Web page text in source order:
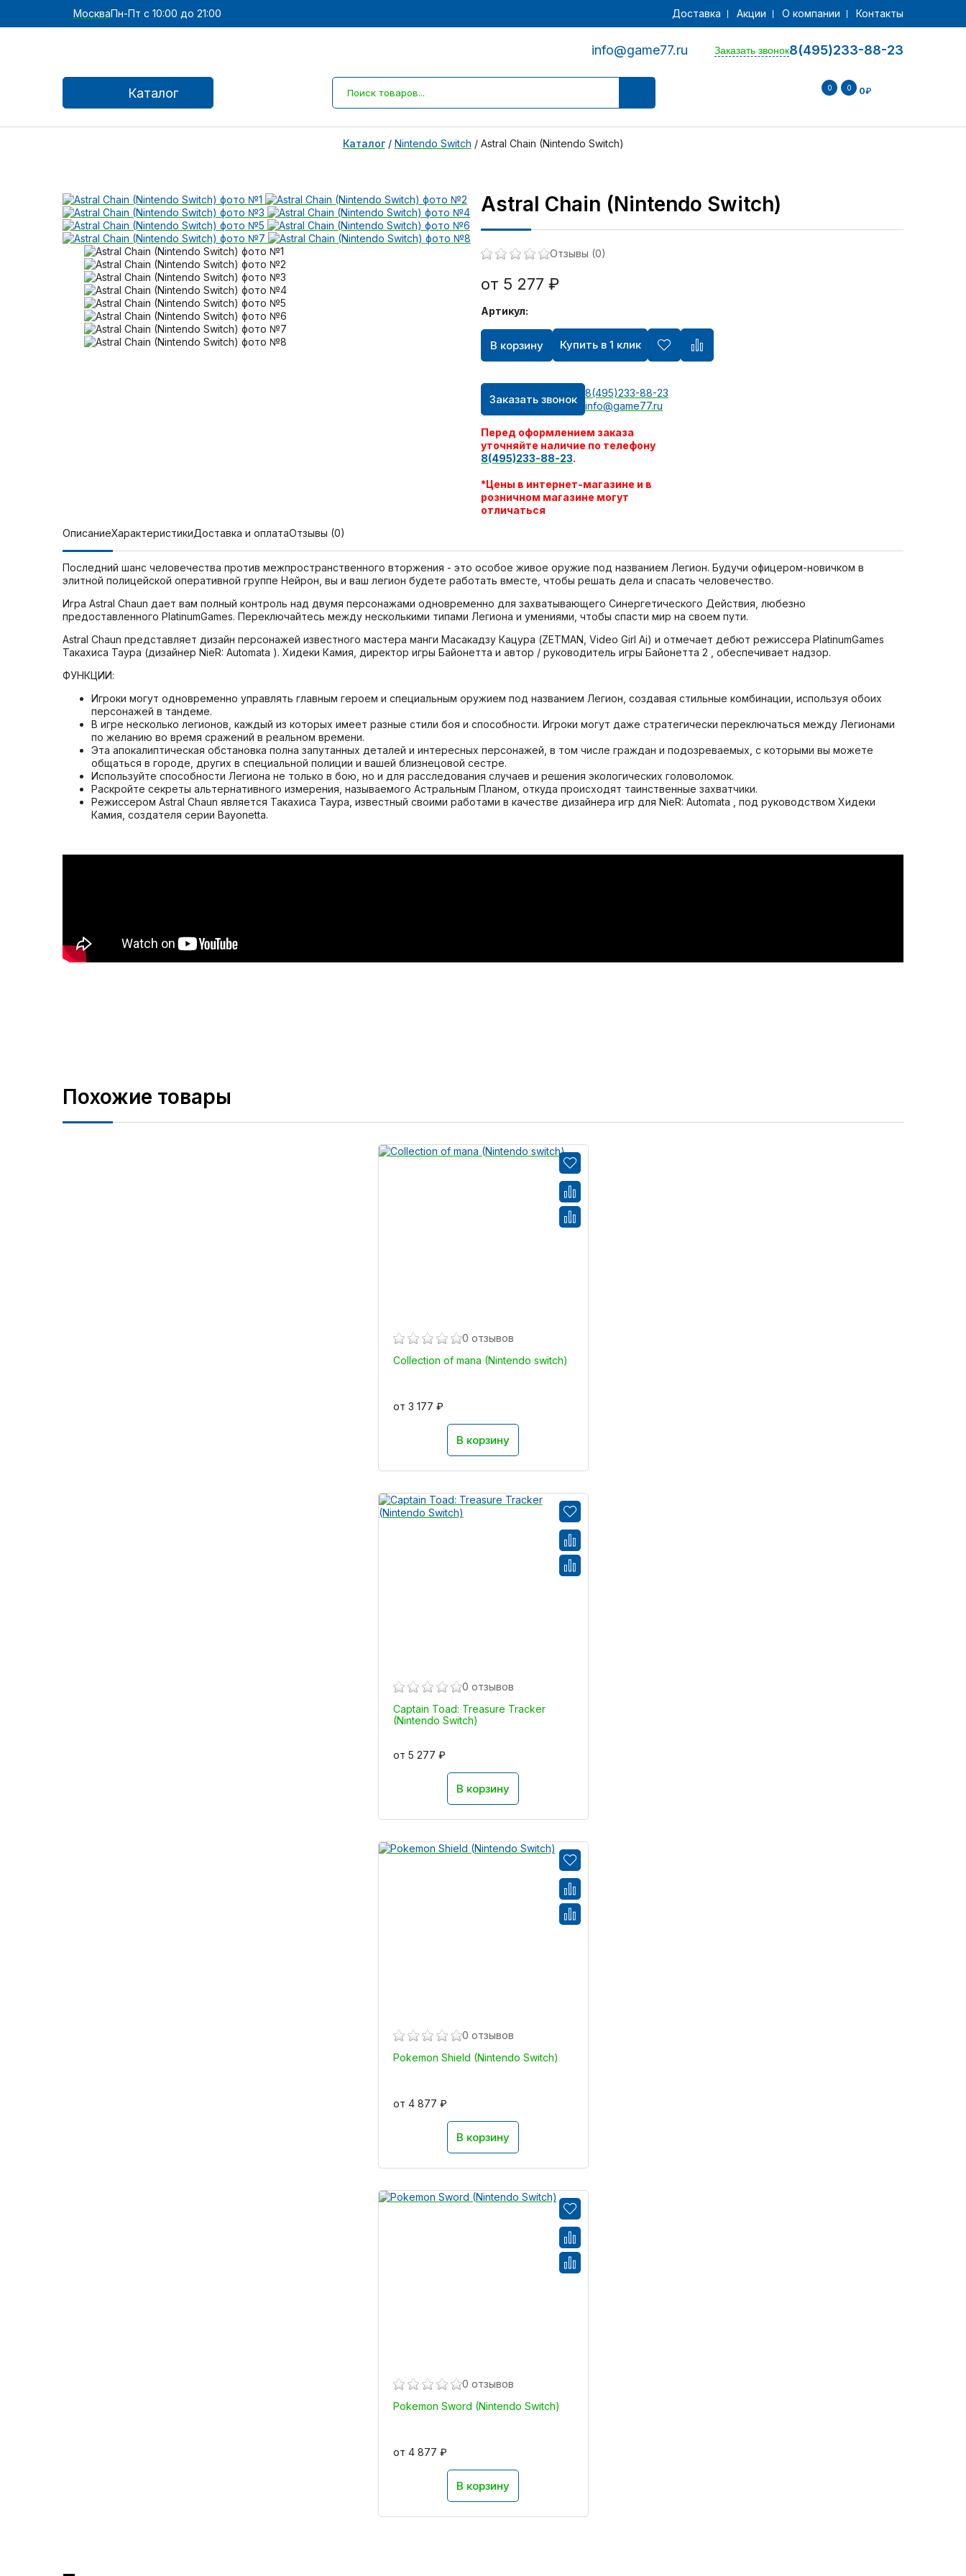
МоскваПн-Пт с 10:00 до 21:00 Доставка Акции О компании Контакты
info@game77.ru 8(495)233-88-23
Заказать звонок
Каталог 0 0 0₽
Каталог/ Nintendo Switch / Astral Chain (Nintendo Switch)
Astral Chain (Nintendo Switch)
Отзывы (0)
от 5 277 ₽
Артикул:
В корзину Купить в 1 клик
Заказать звонок
8(495)233-88-23
info@game77.ru
Перед оформлением заказа
уточняйте наличие по телефону
8(495)233-88-23.
*Цены в интернет-магазине и в
розничном магазине могут
отличаться
ОписаниеХарактеристикиДоставка и оплатаОтзывы (0)
Последний шанс человечества против межпространственного вторжения - это особое живое оружие под названием Легион. Будучи офицером-новичком в
элитной полицейской оперативной группе Нейрон, вы и ваш легион будете работать вместе, чтобы решать дела и спасать человечество.
Игра Astral Chaun дает вам полный контроль над двумя персонажами одновременно для захватывающего Синергетического Действия, любезно
предоставленного PlatinumGames. Переключайтесь между несколькими типами Легиона и умениями, чтобы спасти мир на своем пути.
Astral Chaun представляет дизайн персонажей известного мастера манги Масакадзу Кацура (ZETMAN, Video Girl Ai) и отмечает дебют режиссера PlatinumGames
Такахиса Таура (дизайнер NieR: Automata ). Хидеки Камия, директор игры Байонетта и автор / руководитель игры Байонетта 2 , обеспечивает надзор.
ФУНКЦИИ:
Игроки могут одновременно управлять главным героем и специальным оружием под названием Легион, создавая стильные комбинации, используя обоих
персонажей в тандеме.
В игре несколько легионов, каждый из которых имеет разные стили боя и способности. Игроки могут даже стратегически переключаться между Легионами
по желанию во время сражений в реальном времени.
Эта апокалиптическая обстановка полна запутанных деталей и интересных персонажей, в том числе граждан и подозреваемых, с которыми вы можете
общаться в городе, других в специальной полиции и вашей близнецовой сестре.
Используйте способности Легиона не только в бою, но и для расследования случаев и решения экологических головоломок.
Раскройте секреты альтернативного измерения, называемого Астральным Планом, откуда происходят таинственные захватчики.
Режиссером Astral Chaun является Такахиса Таура, известный своими работами в качестве дизайнера игр для NieR: Automata , под руководством Хидеки
Камия, создателя серии Bayonetta.
Похожие товары
0 отзывов
Collection of mana (Nintendo switch)
от 3 177 ₽
В корзину
0 отзывов
Captain Toad: Treasure Tracker
(Nintendo Switch)
от 5 277 ₽
В корзину
0 отзывов
Pokemon Shield (Nintendo Switch)
от 4 877 ₽
В корзину
0 отзывов
Pokemon Sword (Nintendo Switch)
от 4 877 ₽
В корзину